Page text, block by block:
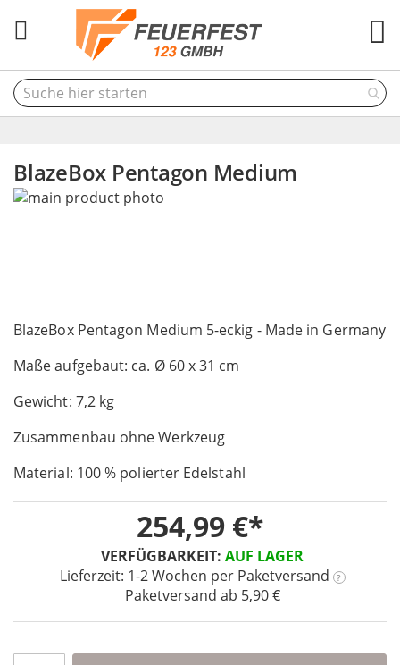
BlazeBox Pentagon Medium
BlazeBox Pentagon Medium 5-eckig - Made in Germany
Maße aufgebaut: ca. Ø 60 x 31 cm
Gewicht: 7,2 kg
Zusammenbau ohne Werkzeug
Material: 100 % polierter Edelstahl
VERFÜGBARKEIT: AUF LAGER
Lieferzeit: 1-2 Wochen per Paketversand ?
Paketversand ab 5,90 €
254,99 €
Skip
gallery
to
beginning
the
images
gallery